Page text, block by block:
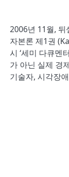
2006년 11월, 뒤
자본론 제1권
시 ‘세미 다큐멘
가 아닌 실제 경
기술자, 시각장